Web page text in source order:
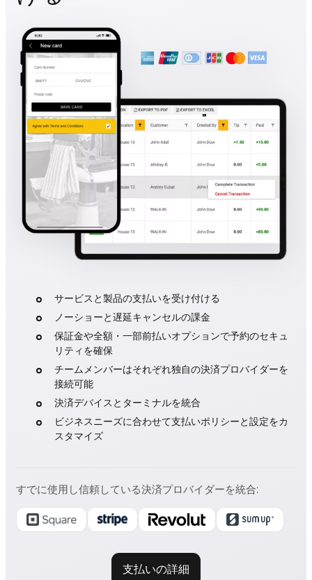
サービスと製品の支払いを受け付ける
ノーショーと遅延キャンセルの課金
保証金や全額・一部前払いオプションで予約のセキュ
リティを確保
チームメンバーはそれぞれ独自の決済プロバイダーを
接続可能
決済デバイスとターミナルを統合
ビジネスニーズに合わせて支払いポリシーと設定をカ
スタマイズ
すでに使用し信頼している決済プロバイダーを統合:
支払いの詳細